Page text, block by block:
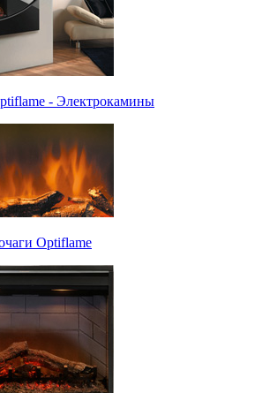
- Электрокамины
Optiflame